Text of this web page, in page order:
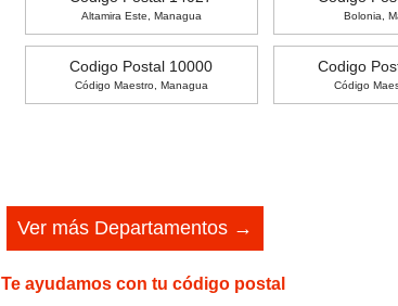
Altamira Este, Managua Bolonia,
Codigo Postal 10000
Código Maestro, Managua
Codigo
Código
Ver más Departamentos →
Te ayudamos con tu código postal